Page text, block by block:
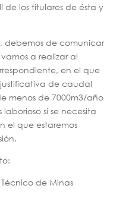
los titulares de ésta y
debemos de comunicar
a realizar al
en el que
de caudal
menos de 7000m3/año
si se necesita
el que estaremos
Técnico de Minas